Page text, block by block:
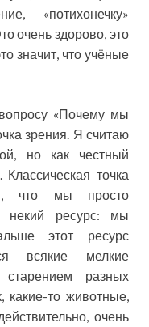
«потихонечку»
очень здорово, это
значит, что учёные
«Почему мы
зрения. Я считаю
но как честный
точка
что мы просто
некий ресурс: мы
этот ресурс
всякие мелкие
разных
какие-то животные,
очень